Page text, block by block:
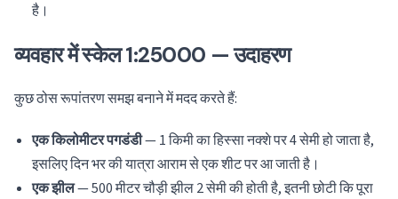
है।
व्यवहार में स्केल 1:25000 — उदाहरण
कुछ ठोस रूपांतरण समझ बनाने में मदद करते हैं:
एक किलोमीटर पगडंडी— 1 किमी का हिस्सा नक्शे पर 4 सेमी हो जाता है,
इसलिए दिन भर की यात्रा आराम से एक शीट पर आ जाती है।
एक झील— 500 मीटर चौड़ी झील 2 सेमी की होती है, इतनी छोटी कि पूरा